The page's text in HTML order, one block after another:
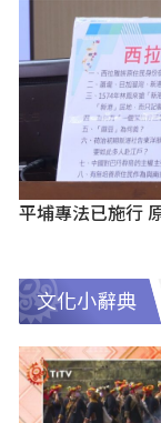
平埔專法已施行
文化小辭典